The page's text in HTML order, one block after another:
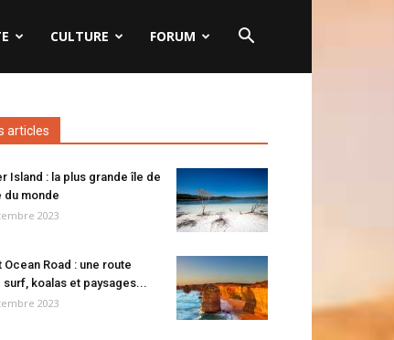
CULTURE FORUM
articles
Island : la plus grande île de
du monde
2023
Ocean Road : une route
surf, koalas et paysages...
2023